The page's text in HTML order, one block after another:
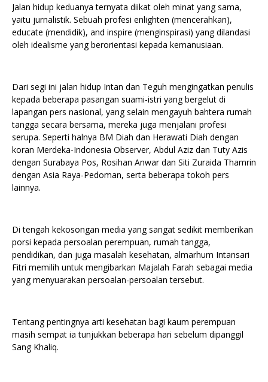
Jalan hidup keduanya ternyata diikat oleh minat yang sama,
yaitu jurnalistik. Sebuah profesi enlighten (mencerahkan),
educate (mendidik), and inspire (menginspirasi) yang dilandasi
oleh idealisme yang berorientasi kepada kemanusiaan.
Dari segi ini jalan hidup Intan dan Teguh mengingatkan penulis
kepada beberapa pasangan suami-istri yang bergelut di
lapangan pers nasional, yang selain mengayuh bahtera rumah
tangga secara bersama, mereka juga menjalani profesi
serupa. Seperti halnya BM Diah dan Herawati Diah dengan
koran Merdeka-Indonesia Observer, Abdul Aziz dan Tuty Azis
dengan Surabaya Pos, Rosihan Anwar dan Siti Zuraida Thamrin
dengan Asia Raya-Pedoman, serta beberapa tokoh pers
lainnya.
Di tengah kekosongan media yang sangat sedikit memberikan
porsi kepada persoalan perempuan, rumah tangga,
pendidikan, dan juga masalah kesehatan, almarhum Intansari
Fitri memilih untuk mengibarkan Majalah Farah sebagai media
yang menyuarakan persoalan-persoalan tersebut.
Tentang pentingnya arti kesehatan bagi kaum perempuan
masih sempat ia tunjukkan beberapa hari sebelum dipanggil
Sang Khaliq.